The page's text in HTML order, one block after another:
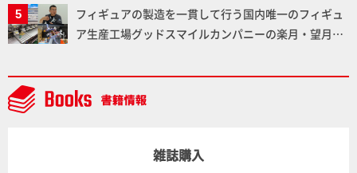
フィギュアの製造を一貫して行う国内唯一のフィギュ
ア生産工場グッドスマイルカンパニーの楽月・望月工
AAAヴンダー』の続報も！
雑誌購入